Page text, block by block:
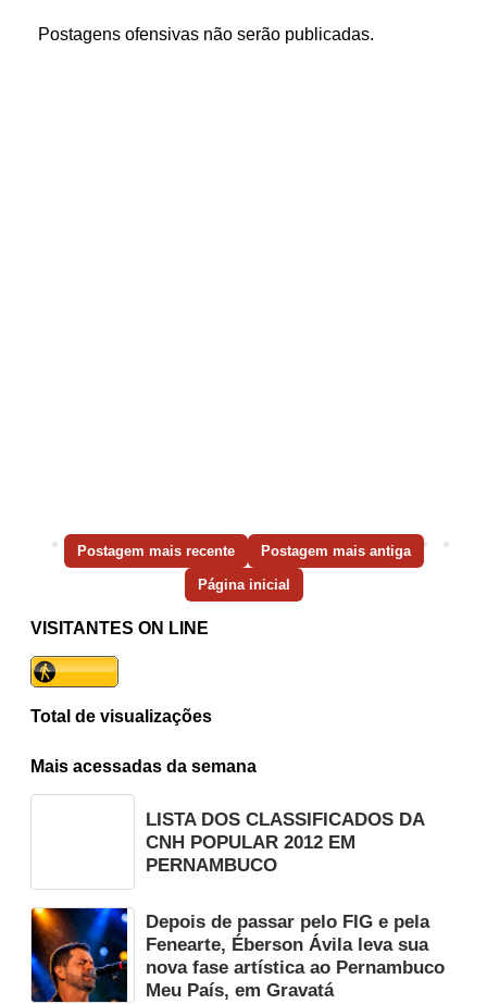
Postagens ofensivas não serão publicadas.
Postagem mais recente Postagem mais antiga
Página inicial
VISITANTES ON LINE
Total de visualizações
Mais acessadas da semana
LISTA DOS CLASSIFICADOS DA
CNH POPULAR 2012 EM
PERNAMBUCO
Depois de passar pelo FIG e pela
Fenearte, Éberson Ávila leva sua
nova fase artística ao Pernambuco
Meu País, em Gravatá